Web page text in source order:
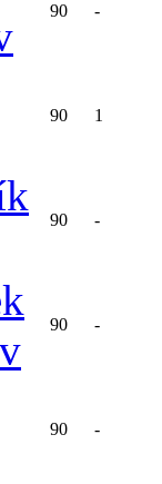
90 -
90 1
90 -
90 -
90 -